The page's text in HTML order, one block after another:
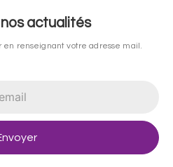
actualités
en renseignant votre adresse mail.